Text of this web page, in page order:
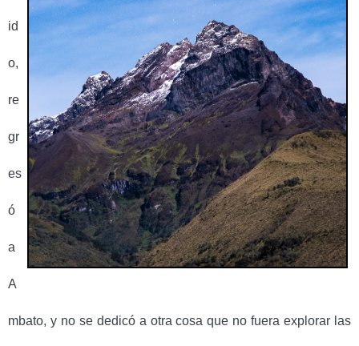
id
o,
re
gr
es
ó
a
A
mbato, y no se dedicó a otra cosa que no fuera explorar las